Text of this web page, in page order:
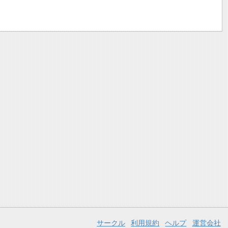
サークル 利用規約 ヘルプ 運営会社